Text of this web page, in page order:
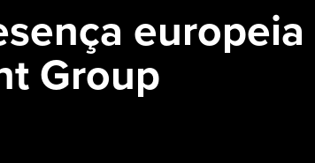
Group